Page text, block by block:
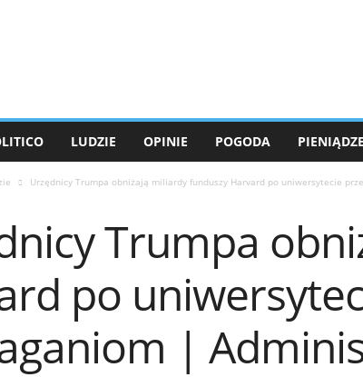
LUDZIE OPINIE POGODA PIENIĄDZE
Urzędnicy Trumpa obniżają miliardy funduszy Harvard po uniwersytecie
Trumpa
po
|